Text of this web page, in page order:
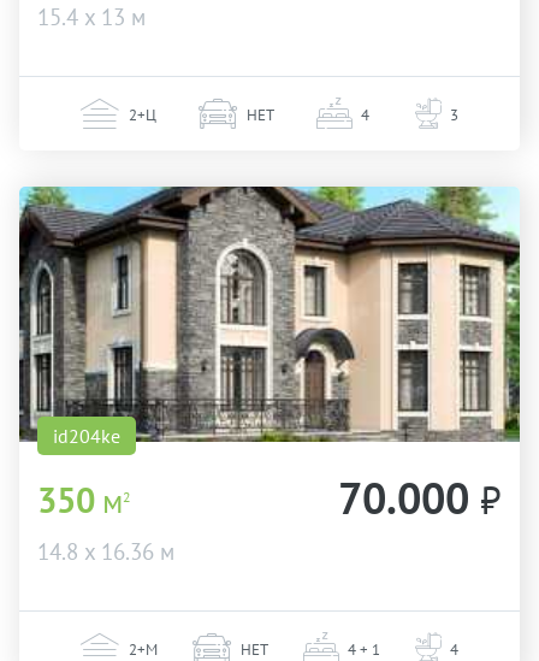
15.4 х 13 м
2+Ц НЕТ 4 3
id204ke
350 м2
14.8 х 16.36 м
70.000 ₽
2+М НЕТ 4 + 1 4